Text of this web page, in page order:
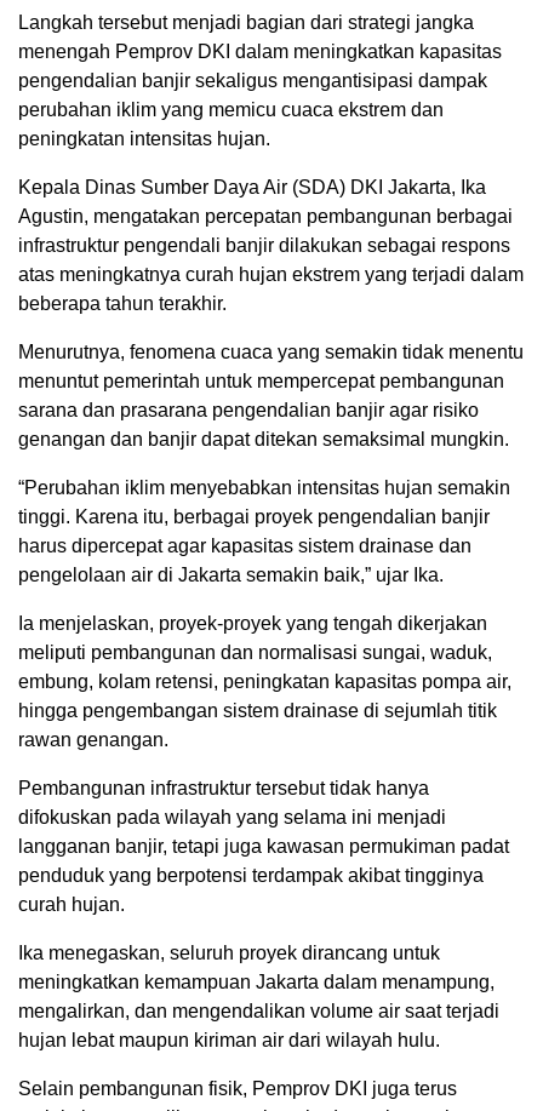
Langkah tersebut menjadi bagian dari strategi jangka
menengah Pemprov DKI dalam meningkatkan kapasitas
pengendalian banjir sekaligus mengantisipasi dampak
perubahan iklim yang memicu cuaca ekstrem dan
peningkatan intensitas hujan.
Kepala Dinas Sumber Daya Air (SDA) DKI Jakarta, Ika
Agustin, mengatakan percepatan pembangunan berbagai
infrastruktur pengendali banjir dilakukan sebagai respons
atas meningkatnya curah hujan ekstrem yang terjadi dalam
beberapa tahun terakhir.
Menurutnya, fenomena cuaca yang semakin tidak menentu
menuntut pemerintah untuk mempercepat pembangunan
sarana dan prasarana pengendalian banjir agar risiko
genangan dan banjir dapat ditekan semaksimal mungkin.
“Perubahan iklim menyebabkan intensitas hujan semakin
tinggi. Karena itu, berbagai proyek pengendalian banjir
harus dipercepat agar kapasitas sistem drainase dan
pengelolaan air di Jakarta semakin baik,” ujar Ika.
Ia menjelaskan, proyek-proyek yang tengah dikerjakan
meliputi pembangunan dan normalisasi sungai, waduk,
embung, kolam retensi, peningkatan kapasitas pompa air,
hingga pengembangan sistem drainase di sejumlah titik
rawan genangan.
Pembangunan infrastruktur tersebut tidak hanya
difokuskan pada wilayah yang selama ini menjadi
langganan banjir, tetapi juga kawasan permukiman padat
penduduk yang berpotensi terdampak akibat tingginya
curah hujan.
Ika menegaskan, seluruh proyek dirancang untuk
meningkatkan kemampuan Jakarta dalam menampung,
mengalirkan, dan mengendalikan volume air saat terjadi
hujan lebat maupun kiriman air dari wilayah hulu.
Selain pembangunan fisik, Pemprov DKI juga terus